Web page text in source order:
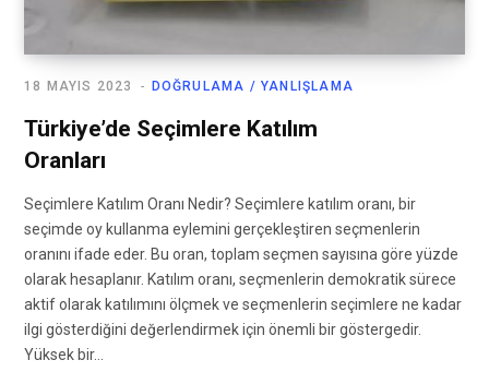
DOĞRULAMA / YANLIŞLAMA
18 MAYIS 2023
Türkiye’de Seçimlere Katılım
Oranları
Seçimlere Katılım Oranı Nedir? Seçimlere katılım oranı, bir
seçimde oy kullanma eylemini gerçekleştiren seçmenlerin
oranını ifade eder. Bu oran, toplam seçmen sayısına göre yüzde
olarak hesaplanır. Katılım oranı, seçmenlerin demokratik sürece
aktif olarak katılımını ölçmek ve seçmenlerin seçimlere ne kadar
ilgi gösterdiğini değerlendirmek için önemli bir göstergedir.
Yüksek bir…